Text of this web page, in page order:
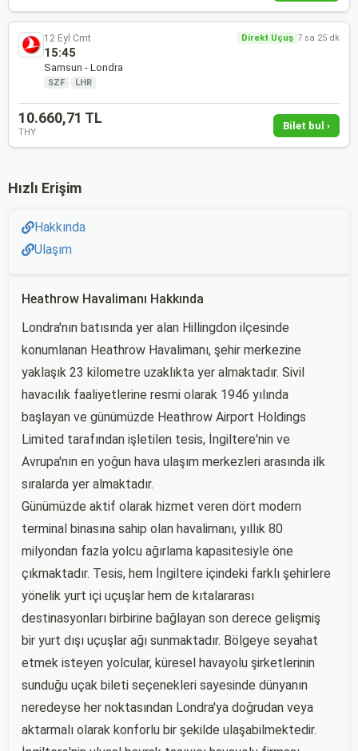
12 Eyl Cmt Direkt Uçuş 7 sa 25 dk
15:45
Samsun - Londra
SZF · LHR
10.660,71 TL
THY
Bilet bul ›
Hızlı Erişim
Hakkında
Ulaşım
Heathrow Havalimanı Hakkında
Londra'nın batısında yer alan Hillingdon ilçesinde
konumlanan Heathrow Havalimanı, şehir merkezine
yaklaşık 23 kilometre uzaklıkta yer almaktadır. Sivil
havacılık faaliyetlerine resmi olarak 1946 yılında
başlayan ve günümüzde Heathrow Airport Holdings
Limited tarafından işletilen tesis, İngiltere'nin ve
Avrupa'nın en yoğun hava ulaşım merkezleri arasında ilk
sıralarda yer almaktadır.
Günümüzde aktif olarak hizmet veren dört modern
terminal binasına sahip olan havalimanı, yıllık 80
milyondan fazla yolcu ağırlama kapasitesiyle öne
çıkmaktadır. Tesis, hem İngiltere içindeki farklı şehirlere
yönelik yurt içi uçuşlar hem de kıtalararası
destinasyonları birbirine bağlayan son derece gelişmiş
bir yurt dışı uçuşlar ağı sunmaktadır. Bölgeye seyahat
etmek isteyen yolcular, küresel havayolu şirketlerinin
sunduğu uçak bileti seçenekleri sayesinde dünyanın
neredeyse her noktasından Londra'ya doğrudan veya
aktarmalı olarak konforlu bir şekilde ulaşabilmektedir.